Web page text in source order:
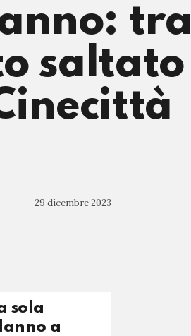
tra
saltato
29 dicembre 2023
sola
a